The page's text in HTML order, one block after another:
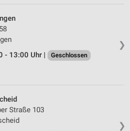
❯
- 13:00 Uhr |
Geschlossen
❯
Straße 103